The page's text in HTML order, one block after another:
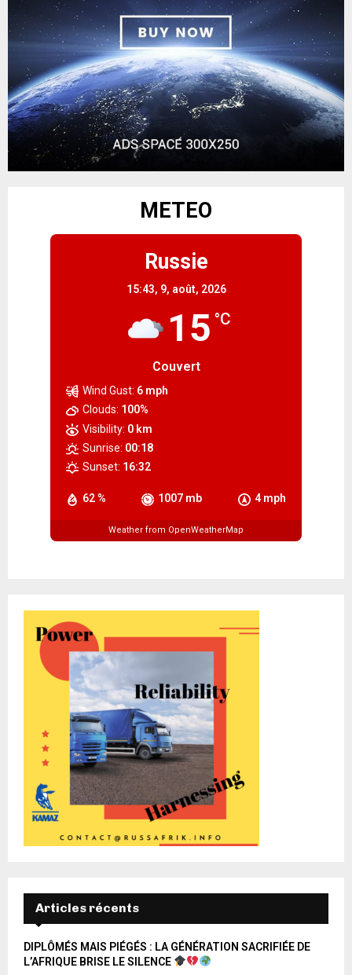
METEO
Russie
15:43, 9, août, 2026
15 °C
Couvert
62 % 1007 mb 4 mph
Wind Gust: 6 mph
Clouds: 100%
Visibility: 0 km
Sunrise: 00:18
Sunset: 16:32
Weather from OpenWeatherMap
Articles récents
DIPLÔMÉS MAIS PIÉGÉS : LA GÉNÉRATION SACRIFIÉE DE
L’AFRIQUE BRISE LE SILENCE